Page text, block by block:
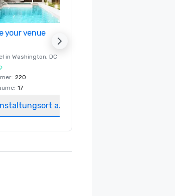
your venue
in Washington, DC
: 220
: 17
auswählen